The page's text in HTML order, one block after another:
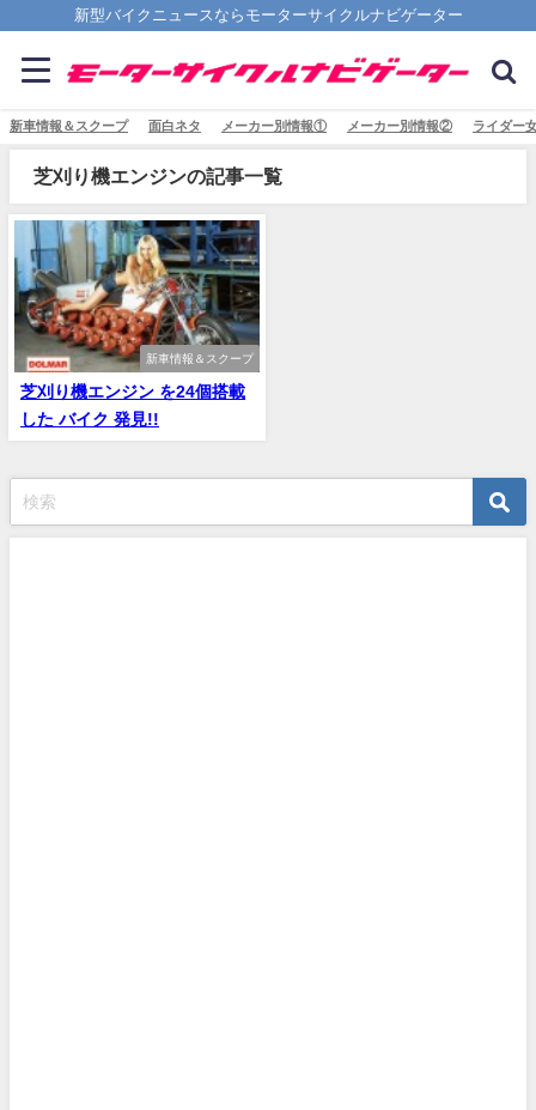
新型バイクニュースならモーターサイクルナビゲーター
新車情報＆スクープ 面白ネタ メーカー別情報① メーカー別情報② ライダー
芝刈り機エンジンの記事一覧
新車情報＆スクープ
芝刈り機エンジン を24個搭載
した バイク 発見!!